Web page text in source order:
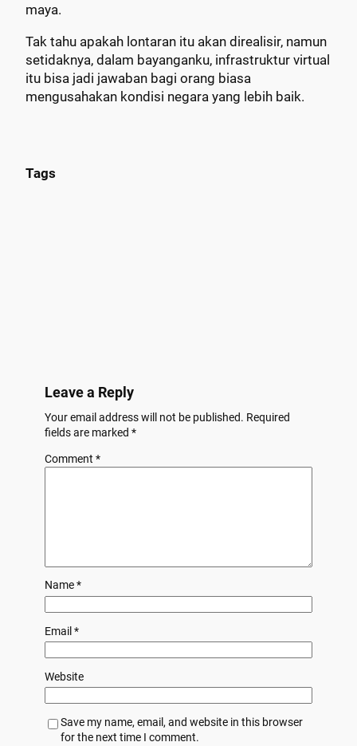
maya.
Tak tahu apakah lontaran itu akan direalisir, namun
setidaknya, dalam bayanganku, infrastruktur virtual
itu bisa jadi jawaban bagi orang biasa
mengusahakan kondisi negara yang lebih baik.
Tags
Leave a Reply
Your email address will not be published. Required
fields are marked *
Comment *
Name*
Email*
Website
Save my name, email, and website in this browser
for the next time I comment.